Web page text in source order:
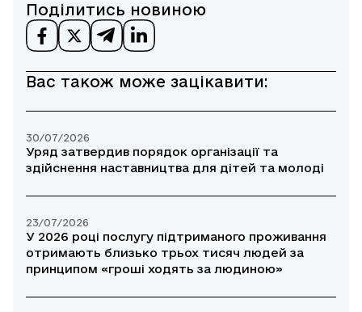
Поділитись новиною
Вас також може зацікавити:
30/07/2026
Уряд затвердив порядок організації та
здійснення наставництва для дітей та молоді
23/07/2026
У 2026 році послугу підтриманого проживання
отримають близько трьох тисяч людей за
принципом «гроші ходять за людиною»